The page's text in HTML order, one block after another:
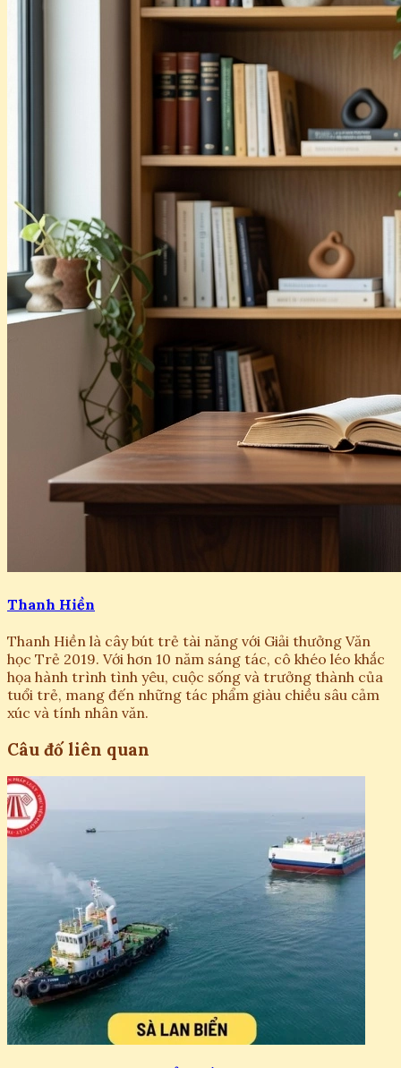
Thanh Hiền
Thanh Hiền là cây bút trẻ tài năng với Giải thưởng Văn
học Trẻ 2019. Với hơn 10 năm sáng tác, cô khéo léo khắc
họa hành trình tình yêu, cuộc sống và trưởng thành của
tuổi trẻ, mang đến những tác phẩm giàu chiều sâu cảm
xúc và tính nhân văn.
Câu đố liên quan